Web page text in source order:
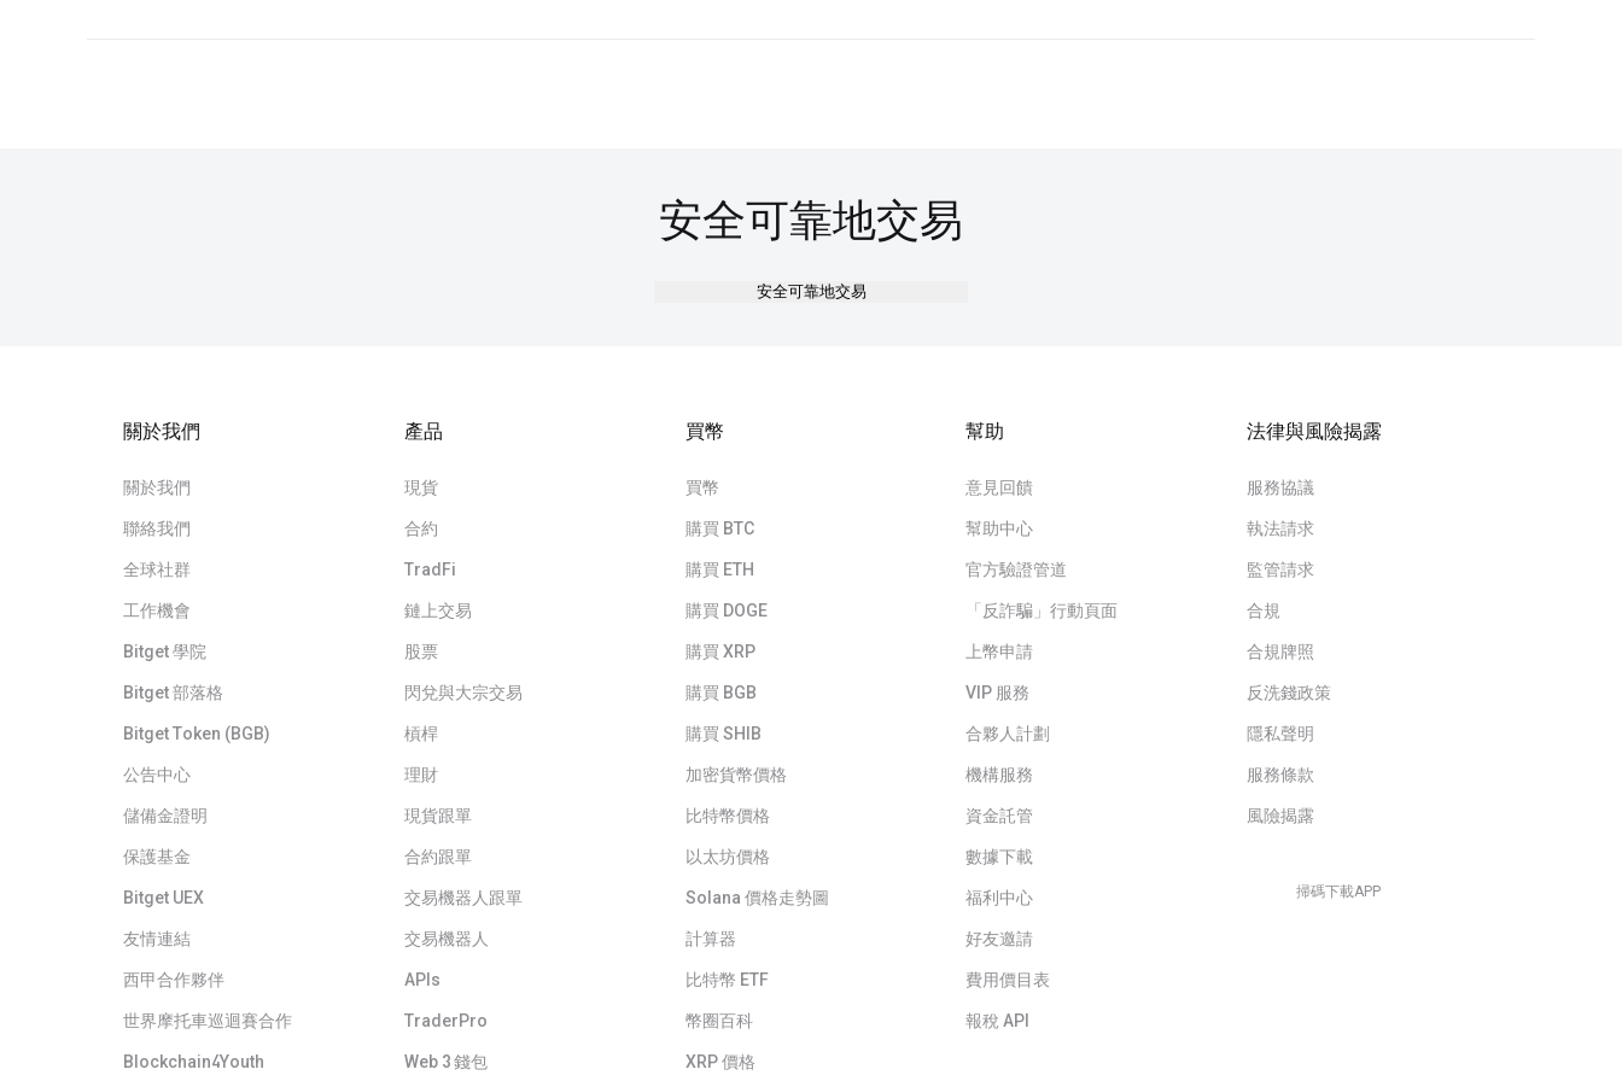
安全可靠地交易
安全可靠地交易
關於我們
關於我們
聯絡我們
全球社群
工作機會
Bitget 學院
Bitget 部落格
Bitget Token (BGB)
公告中心
儲備金證明
保護基金
Bitget UEX
友情連結
西甲合作夥伴
世界摩托車巡迴賽合作
Blockchain4Youth
產品
現貨
合約
TradFi
鏈上交易
股票
閃兌與大宗交易
槓桿
理財
現貨跟單
合約跟單
交易機器人跟單
交易機器人
APIs
TraderPro
Web 3 錢包
買幣
買幣
購買 BTC
購買 ETH
購買 DOGE
購買 XRP
購買 BGB
購買 SHIB
加密貨幣價格
比特幣價格
以太坊價格
Solana 價格走勢圖
計算器
比特幣 ETF
幣圈百科
XRP 價格
幫助
意見回饋
幫助中心
官方驗證管道
「反詐騙」行動頁面
上幣申請
VIP 服務
合夥人計劃
機構服務
資金託管
數據下載
福利中心
好友邀請
費用價目表
報稅 API
法律與風險揭露
服務協議
執法請求
監管請求
合規
合規牌照
反洗錢政策
隱私聲明
服務條款
風險揭露
掃碼下載APP